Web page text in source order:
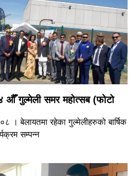
औँ गुल्मेली समर महोत्सब (फोटो
। बेलायतमा रहेका गुल्मेलीहरुको बार्षिक
सम्पन्न